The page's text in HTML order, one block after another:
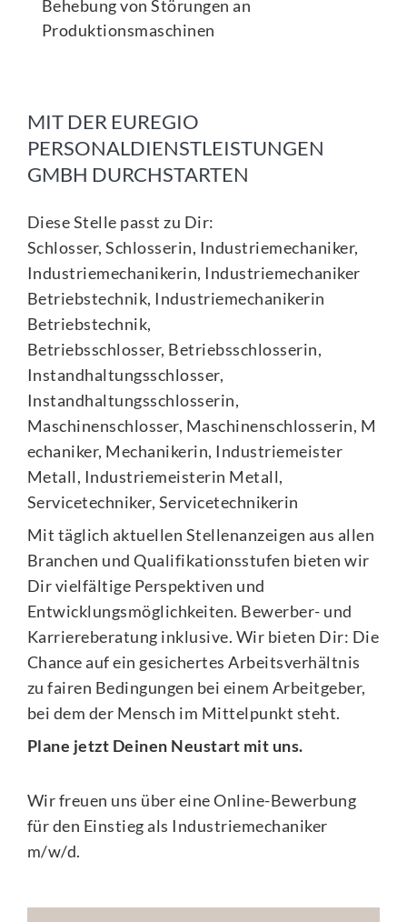
Behebung von Störungen an
Produktionsmaschinen
MIT DER EUREGIO
PERSONALDIENSTLEISTUNGEN
GMBH DURCHSTARTEN
Diese Stelle passt zu Dir:
Schlosser, Schlosserin, Industriemechaniker,
Industriemechanikerin, Industriemechaniker
Betriebstechnik, Industriemechanikerin
Betriebstechnik,
Betriebsschlosser, Betriebsschlosserin,
Instandhaltungsschlosser,
Instandhaltungsschlosserin,
Maschinenschlosser, Maschinenschlosserin, M
echaniker, Mechanikerin, Industriemeister
Metall, Industriemeisterin Metall,
Servicetechniker, Servicetechnikerin
Mit täglich aktuellen Stellenanzeigen aus allen
Branchen und Qualifikationsstufen bieten wir
Dir vielfältige Perspektiven und
Entwicklungsmöglichkeiten. Bewerber- und
Karriereberatung inklusive. Wir bieten Dir: Die
Chance auf ein gesichertes Arbeitsverhältnis
zu fairen Bedingungen bei einem Arbeitgeber,
bei dem der Mensch im Mittelpunkt steht.
Plane jetzt Deinen Neustart mit uns.
Wir freuen uns über eine Online-Bewerbung
für den Einstieg als Industriemechaniker
m/w/d.